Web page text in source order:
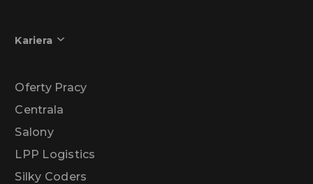
Kariera
Oferty Pracy
Centrala
Salony
LPP Logistics
Silky Coders